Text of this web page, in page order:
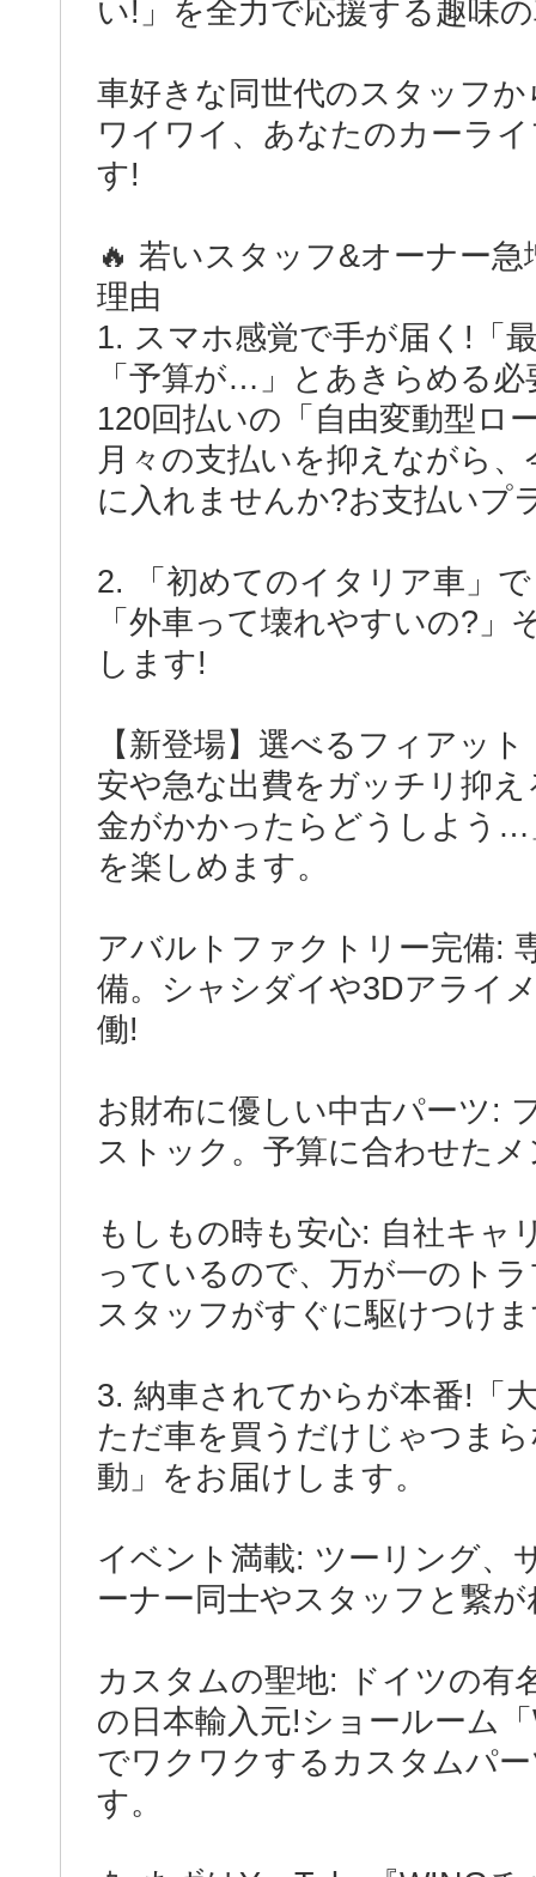
い!」を全力で応援する趣味
車好きな同世代のスタッフ
ワイワイ、あなたのカーラ
す!
🔥 若いスタッフ&オーナー
理由
1. スマホ感覚で手が届く!「
「予算が…」とあきらめる
120回払いの「自由変動型ロ
月々の支払いを抑えながら
に入れませんか?お支払いプ
2. 「初めてのイタリア車」
「外車って壊れやすいの?
します!
【新登場】選べるフィアッ
安や急な出費をガッチリ抑
金がかかったらどうしよう
を楽しめます。
アバルトファクトリー完備:
備。シャシダイや3Dアライ
働!
お財布に優しい中古パーツ:
ストック。予算に合わせた
もしもの時も安心: 自社キャ
っているので、万が一のト
スタッフがすぐに駆けつけ
3. 納車されてからが本番!「
ただ車を買うだけじゃつま
動」をお届けします。
イベント満載: ツーリング、
ーナー同士やスタッフと繋
カスタムの聖地: ドイツの有
の日本輸入元!ショールーム
でワクワクするカスタムパ
す。